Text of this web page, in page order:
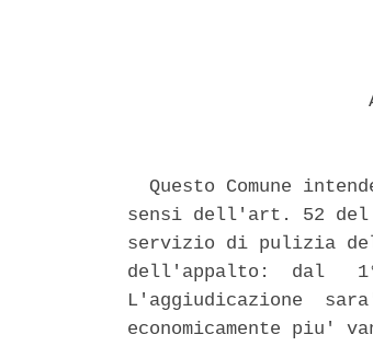
Questo Comune
sensi dell'art. 52 del
servizio di pulizia
dell'appalto:  dal
L'aggiudicazione
economicamente